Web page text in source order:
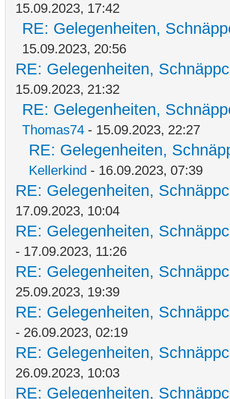
15.09.2023, 17:42
RE: Gelegenheiten,
15.09.2023, 20:56
RE: Gelegenheiten,
15.09.2023, 21:32
RE: Gelegenheiten,
Thomas74 - 15.09.2023, 22:27
RE: Gelegenheiten,
Kellerkind - 16.09.2023, 07:39
RE: Gelegenheiten,
17.09.2023, 10:04
RE: Gelegenheiten,
- 17.09.2023, 11:26
RE: Gelegenheiten,
25.09.2023, 19:39
RE: Gelegenheiten,
- 26.09.2023, 02:19
RE: Gelegenheiten,
26.09.2023, 10:03
RE: Gelegenheiten,